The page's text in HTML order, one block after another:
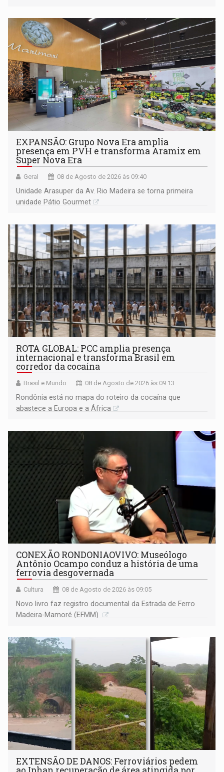
EXPANSÃO: Grupo Nova Era amplia
presença em PVH e transforma Aramix em
Super Nova Era
Geral 08 de Agosto de 2026 às 09:40
Unidade Arasuper da Av. Rio Madeira se torna primeira
unidade Pátio Gourmet
ROTA GLOBAL: PCC amplia presença
internacional e transforma Brasil em
corredor da cocaína
Brasil e Mundo 08 de Agosto de 2026 às 09:13
Rondônia está no mapa do roteiro da cocaína que
abastece a Europa e a África
CONEXÃO RONDONIAOVIVO: Museólogo
Antônio Ocampo conduz a história de uma
ferrovia desgovernada
Cultura 08 de Agosto de 2026 às 09:05
Novo livro faz registro documental da Estrada de Ferro
Madeira-Mamoré (EFMM)
EXTENSÃO DE DANOS: Ferroviários pedem